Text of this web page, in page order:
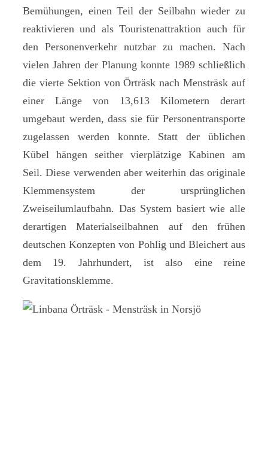
Bemühungen, einen Teil der Seilbahn wieder zu
reaktivieren und als Touristenattraktion auch für
den Personenverkehr nutzbar zu machen. Nach
vielen Jahren der Planung konnte 1989 schließlich
die vierte Sektion von Örträsk nach Mensträsk auf
einer Länge von 13,613 Kilometern derart
umgebaut werden, dass sie für Personentransporte
zugelassen werden konnte. Statt der üblichen
Kübel hängen seither vierplätzige Kabinen am
Seil. Diese verwenden aber weiterhin das originale
Klemmensystem der ursprünglichen
Zweiseilumlaufbahn. Das System basiert wie alle
derartigen Materialseilbahnen auf den frühen
deutschen Konzepten von Pohlig und Bleichert aus
dem 19. Jahrhundert, ist also eine reine
Gravitationsklemme.